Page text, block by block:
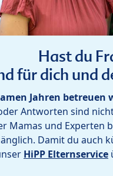
Hast du
für dich und
Jahren
Antworten sind
Mamas und Experten
Damit du auch
HiPP Elternservice